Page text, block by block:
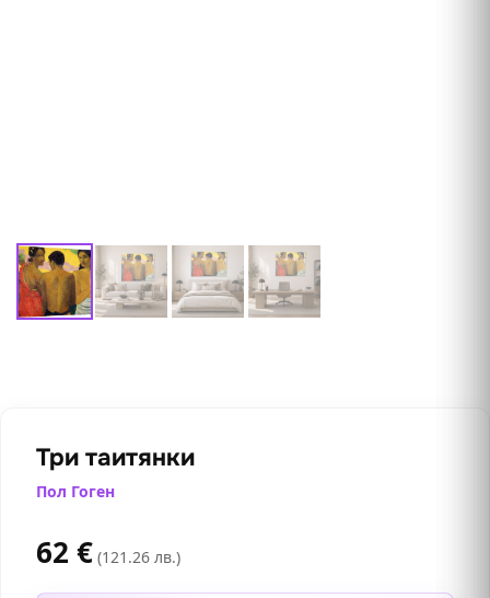
Три таитянки
Пол Гоген
62 € (121.26 лв.)